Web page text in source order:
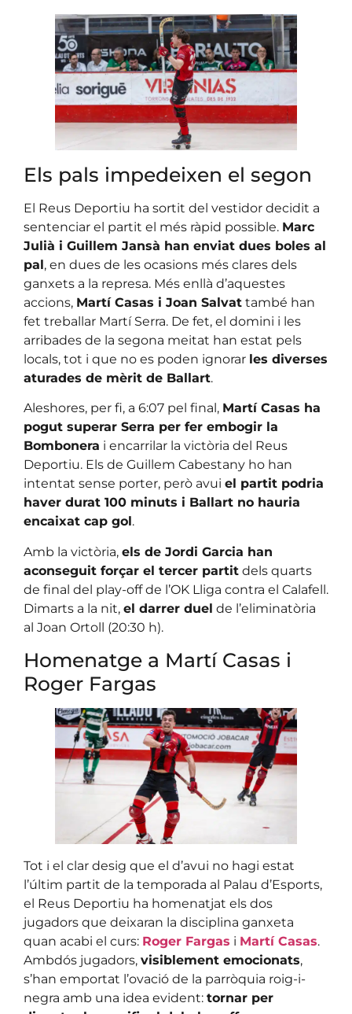
Els pals impedeixen el segon
El Reus Deportiu ha sortit del vestidor decidit a
sentenciar el partit el més ràpid possible. Marc
Julià i Guillem Jansà han enviat dues boles al
pal, en dues de les ocasions més clares dels
ganxets a la represa. Més enllà d’aquestes
accions, Martí Casas i Joan Salvat també han
fet treballar Martí Serra. De fet, el domini i les
arribades de la segona meitat han estat pels
locals, tot i que no es poden ignorar les diverses
aturades de mèrit de Ballart.
Aleshores, per fi, a 6:07 pel final, Martí Casas ha
pogut superar Serra per fer embogir la
Bombonera i encarrilar la victòria del Reus
Deportiu. Els de Guillem Cabestany ho han
intentat sense porter, però avui el partit podria
haver durat 100 minuts i Ballart no hauria
encaixat cap gol.
Amb la victòria, els de Jordi Garcia han
aconseguit forçar el tercer partit dels quarts
de final del play-off de l’OK Lliga contra el Calafell.
Dimarts a la nit, el darrer duel de l’eliminatòria
al Joan Ortoll (20:30 h).
Homenatge a Martí Casas i
Roger Fargas
Tot i el clar desig que el d’avui no hagi estat
l’últim partit de la temporada al Palau d’Esports,
el Reus Deportiu ha homenatjat els dos
jugadors que deixaran la disciplina ganxeta
quan acabi el curs: Roger Fargas i Martí Casas.
Ambdós jugadors, visiblement emocionats,
s’han emportat l’ovació de la parròquia roig-i-
negra amb una idea evident: tornar per